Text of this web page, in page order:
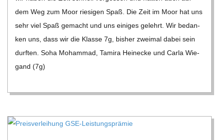
dem Weg zum Moor rie­si­gen Spaß. Die Zeit im Moor hat uns
sehr viel Spaß gemacht und uns eini­ges gelehrt. Wir bedan­
ken uns, dass wir die Klasse 7g, bis­her zwei­mal dabei sein
durf­ten. Soha Moham­mad, Tamira Hein­ecke und Carla Wie­
gand (7g)